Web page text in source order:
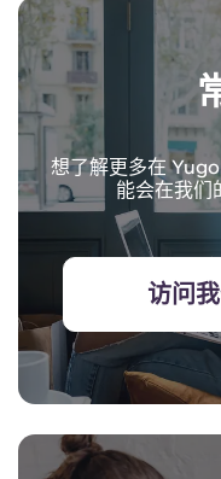
想了解更多在
能会在我们
访问